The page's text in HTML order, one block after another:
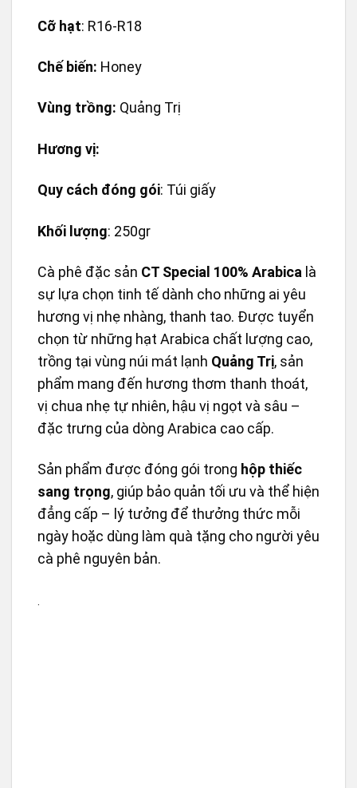
Cỡ hạt: R16-R18
Chế biến: Honey
Vùng trồng: Quảng Trị
Hương vị:
Quy cách đóng gói: Túi giấy
Khối lượng: 250gr
Cà phê đặc sản CT Special 100% Arabica là
sự lựa chọn tinh tế dành cho những ai yêu
hương vị nhẹ nhàng, thanh tao. Được tuyển
chọn từ những hạt Arabica chất lượng cao,
trồng tại vùng núi mát lạnh Quảng Trị, sản
phẩm mang đến hương thơm thanh thoát,
vị chua nhẹ tự nhiên, hậu vị ngọt và sâu –
đặc trưng của dòng Arabica cao cấp.
Sản phẩm được đóng gói trong hộp thiếc
sang trọng, giúp bảo quản tối ưu và thể hiện
đẳng cấp – lý tưởng để thưởng thức mỗi
ngày hoặc dùng làm quà tặng cho người yêu
cà phê nguyên bản.
.